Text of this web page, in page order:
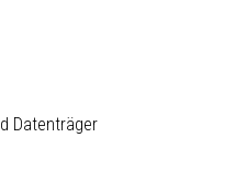
Datenträger